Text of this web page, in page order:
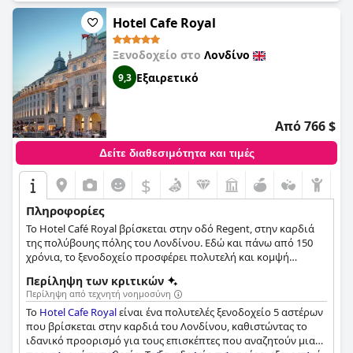
και ιδιαίτερα συνιστώμενο εύρημα για όσους εκτιμούν την
ποιότητα και την πολυτέλεια των σημείων αναφοράς.
Hotel Cafe Royal
Ξενοδοχείο στο Λονδίνο
9,3 Εξαιρετικό
Από 766 $
Δείτε διαθεσιμότητα και τιμές
$
Πληροφορίες
Το Hotel Café Royal βρίσκεται στην οδό Regent, στην καρδιά
της πολύβουης πόλης του Λονδίνου. Εδώ και πάνω από 150
χρόνια, το ξενοδοχείο προσφέρει πολυτελή και κομψή
αποτελεί αγαπημένο χώρο πολλών διάσημων
προσωπικοτήτων. Το ξενοδοχείο διαθέτει ένα ολιστικό σπα
και γυμναστήριο, όπου οι επισκέπτες μπορούν να
χαλαρώσουν και να αναζωογονήσουν το σώμα, το μυαλό και
την ψυχή τους, καθώς και ένα εξαιρετικό εστιατόριο, όπου
Περίληψη των κριτικών
Περίληψη από τεχνητή νοημοσύνη
Το Hotel Cafe Royalείναι ένα πολυτελές ξενοδοχείο 5 αστέρων
που βρίσκεται στην καρδιά του Λονδίνου, καθιστώντας το
ιδανικό προορισμό για τους επισκέπτες που αναζητούν μια